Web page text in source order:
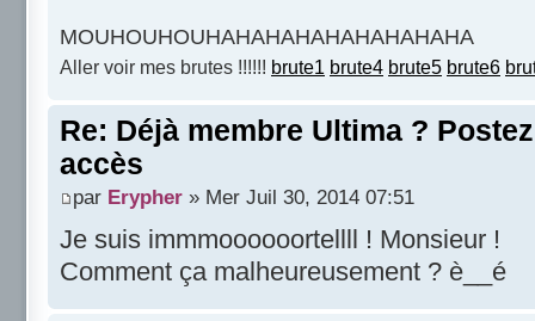
MOUHOUHOUHAHAHAHAHAHAHAHAHA
Aller voir mes brutes !!!!!! brute1 brute4 brute5 brute6
Re: Déjà membre Ultima ?
accès
par Erypher » Mer Juil 30, 2014 07:51
Je suis immmoooooortellll ! Monsieur !
Comment ça malheureusement ? è__é